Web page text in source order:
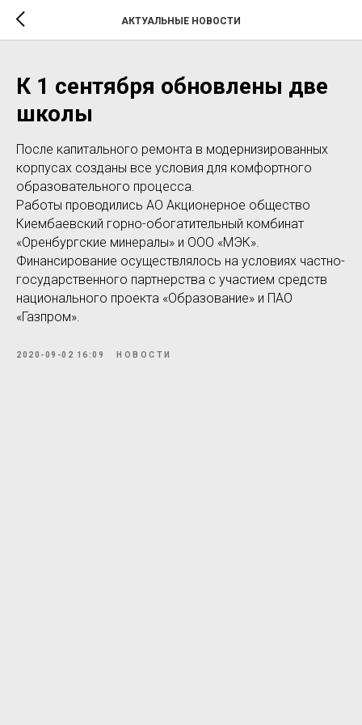
АКТУАЛЬНЫЕ НОВОСТИ
К 1 сентября обновлены две
школы
После капитального ремонта в модернизированных
корпусах созданы все условия для комфортного
образовательного процесса.
Работы проводились АО Акционерное общество
Киембаевский горно-обогатительный комбинат
«Оренбургские минералы» и ООО «МЭК».
Финансирование осуществлялось на условиях частно-
государственного партнерства с участием средств
национального проекта «Образование» и ПАО
«Газпром».
2020-09-02 16:09 НОВОСТИ